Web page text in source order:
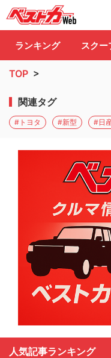
自動
ランキング スクー
TOP >
関連タグ
#トヨタ #新型 #日
人気記事ランキング